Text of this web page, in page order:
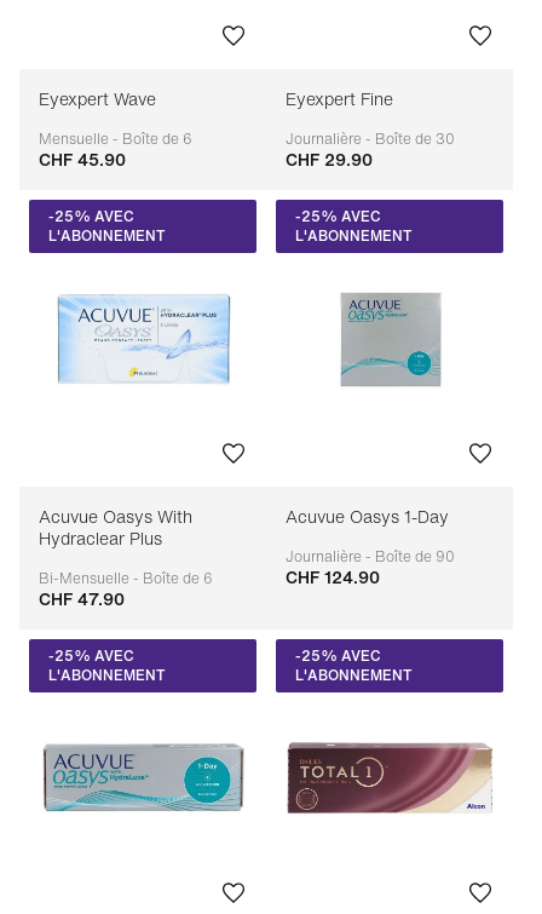
Eyexpert Wave
Mensuelle - Boîte de 6
Adaptable
CHF 45.90
Eyexpert Fine
Journalière - Boîte de 30
Adaptable
CHF 29.90
-25% AVEC
L'ABONNEMENT
Acuvue Oasys With
Hydraclear Plus
Bi-Mensuelle - Boîte de 6
Adaptable
CHF 47.90
-25% AVEC
L'ABONNEMENT
Acuvue Oasys 1-Day
Journalière - Boîte de 90
Adaptable
CHF 124.90
-25% AVEC
L'ABONNEMENT
-25% AVEC
L'ABONNEMENT